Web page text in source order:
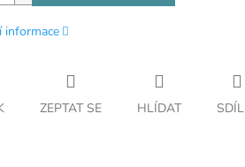
informace
ZEPTAT SE HLÍDAT